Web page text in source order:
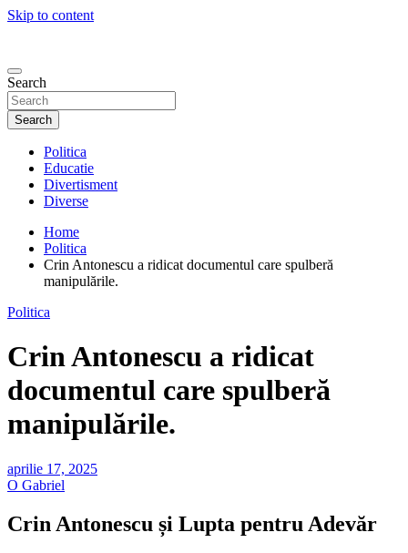
Skip to content
Search
Search
Politica
Educatie
Divertisment
Diverse
Home
Politica
Crin Antonescu a ridicat documentul care spulberă
manipulările.
Politica
Crin Antonescu a ridicat
documentul care spulberă
manipulările.
aprilie 17, 2025
O Gabriel
Crin Antonescu și Lupta pentru Adevăr